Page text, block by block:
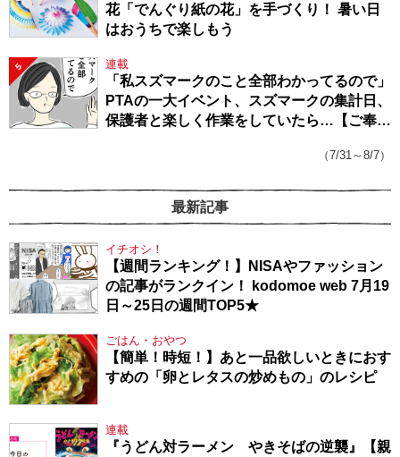
花「でんぐり紙の花」を手づくり！ 暑い日
はおうちで楽しもう
5 連載
「私スズマークのこと全部わかってるので」
PTAの一大イベント、スズマークの集計日、
保護者と楽しく作業をしていたら…【ご奉仕
（7/31～8/7）
最新記事
イチオシ！
【週間ランキング！】NISAやファッション
の記事がランクイン！ kodomoe web 7月19
日～25日の週間TOP5★
ごはん・おやつ
【簡単！時短！】あと一品欲しいときにおす
すめの「卵とレタスの炒めもの」のレシピ
連載
『うどん対ラーメン やきそばの逆襲』【親